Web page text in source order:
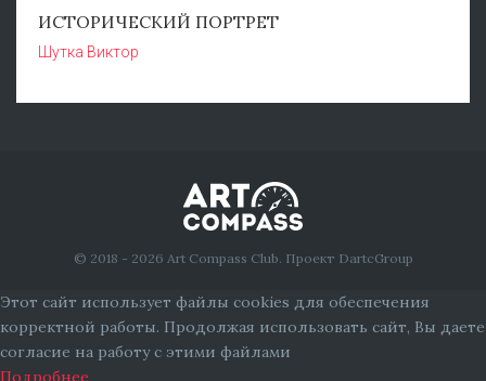
ИСТОРИЧЕСКИЙ ПОРТРЕТ
Шутка Виктор
© 2018 - 2026 Art Compass Club. Проект DartcGroup
Этот сайт использует файлы cookies для обеспечения
корректной работы. Продолжая использовать сайт, Вы даете
согласие на работу с этими файлами
Подробнее